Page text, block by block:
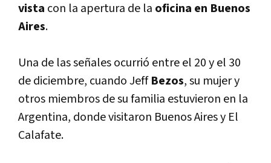
vista con la apertura de la oficina en Buenos
Aires.
Una de las señales ocurrió entre el 20 y el 30
de diciembre, cuando JeffBezos, su mujer y
otros miembros de su familia estuvieron en la
Argentina, donde visitaron Buenos Aires y El
Calafate.